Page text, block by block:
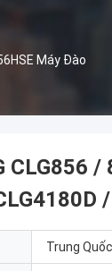
Máy Đào
CLG856
Trung Quốc